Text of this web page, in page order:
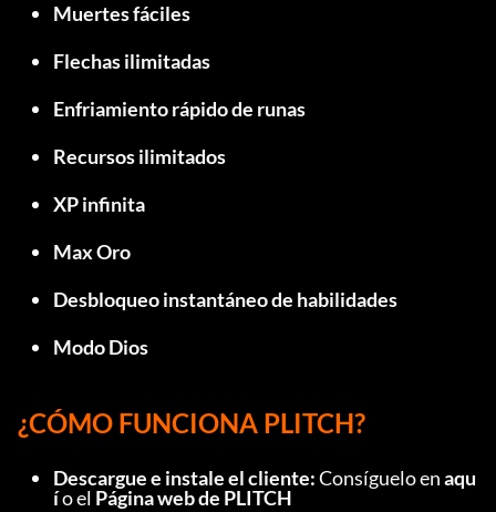
Muertes fáciles
Flechas ilimitadas
Enfriamiento rápido de runas
Recursos ilimitados
XP infinita
Max Oro
Desbloqueo instantáneo de habilidades
Modo Dios
¿CÓMO FUNCIONA PLITCH?
Descargue e instale el cliente: Consíguelo en aqu
í o el Página web de PLITCH